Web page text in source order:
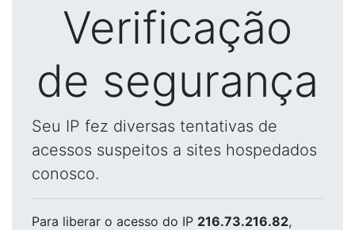
Verificação
de segurança
Seu IP fez diversas tentativas de
acessos suspeitos a sites hospedados
conosco.
Para liberar o acesso do IP 216.73.216.82,